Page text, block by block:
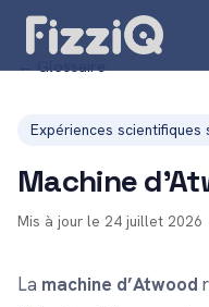
← Glossaire
Expériences scientifiques
Machine
Mis à jour le 24 juillet 2026
La machine d’Atwood